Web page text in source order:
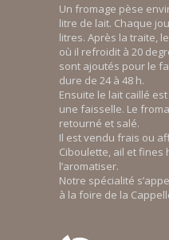
Un fromage pèse
litre de lait. Chaque
litres. Après la traite,
où il refroidit à 20
sont ajoutés pour le
dure de 24 à 48 h.
Ensuite le lait caillé
une faisselle. Le
retourné et salé.
Il est vendu frais ou
Ciboulette, ail et
l’aromatiser.
Notre spécialité
à la foire de la